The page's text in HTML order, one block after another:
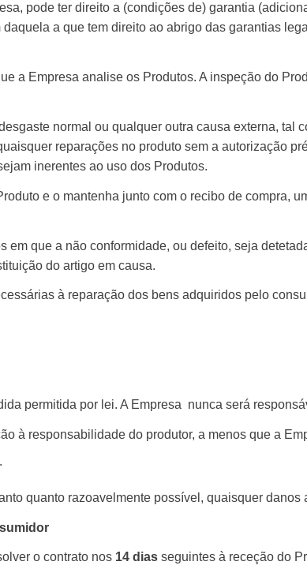
pode ter direito a (condições de) garantia
a que tem direito ao abrigo das garantias
a Empresa analise os Produtos. A inspeção do
normal ou qualquer outra causa externa, tal
reparações no produto sem a autorização
inerentes ao uso dos Produtos.
e o mantenha junto com o recibo de compra,
em que a não conformidade, ou defeito, seja
do artigo em causa.
à reparação dos bens adquiridos pelo
permitida por lei. A Empresa nunca será
à responsabilidade do produtor, a menos que a
quanto razoavelmente possível, quaisquer danos
o contrato nos 14 dias seguintes à receção do